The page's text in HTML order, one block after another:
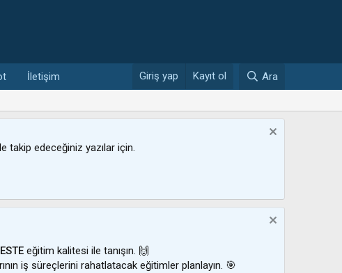
İletişim Giriş yap Kayıt ol Ara
takip edeceğiniz yazılar için.
ESTE eğitim kalitesi ile tanışın. 🙌
iş süreçlerini rahatlatacak eğitimler planlayın. 🎯